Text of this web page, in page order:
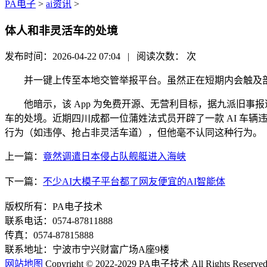
PA电子 > ai资讯 >
体人和非灵活车的处境
发布时间：2026-04-22 07:04 | 阅读次数： 次
并一键上传至本地交管举报平台。虽然正在短期内会触及
他暗示，该 App 为免费开源、无营利目标，据九派旧事报
车的处境。近期四川成都一位蒲姓法式员开辟了一款 AI 车辆
行为（如违停、抢占非灵活车道），但他毫不认同这种行为。
上一篇： 竟然调遣日本侵占队舰艇进入海峡
下一篇： 不少AI大模子平台都了网友便宜的AI智能体
版权所有：PA电子技术
联系电话：0574-87811888
传真：0574-87815888
联系地址：宁波市宁兴财富广场A座9楼
网站地图 Copyright © 2022-2029 PA电子技术 All Rights Reserved